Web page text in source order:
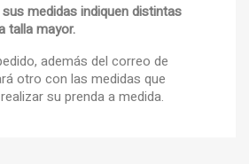
medidas indiquen distintas
talla mayor.
además del correo de
otro con las medidas que
su prenda a medida.